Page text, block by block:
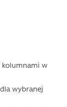
kolumnami w
wybranej